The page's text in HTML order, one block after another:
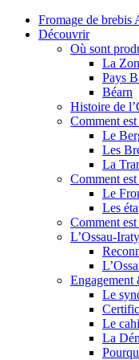
Fromage de brebis
Découvrir
Où sont
La
Pays
Béarn
Histoire de
Comment
Le
Les
La
Comment
Le
Les
Comment
L’Ossau-
Engagement
Le
Le
La